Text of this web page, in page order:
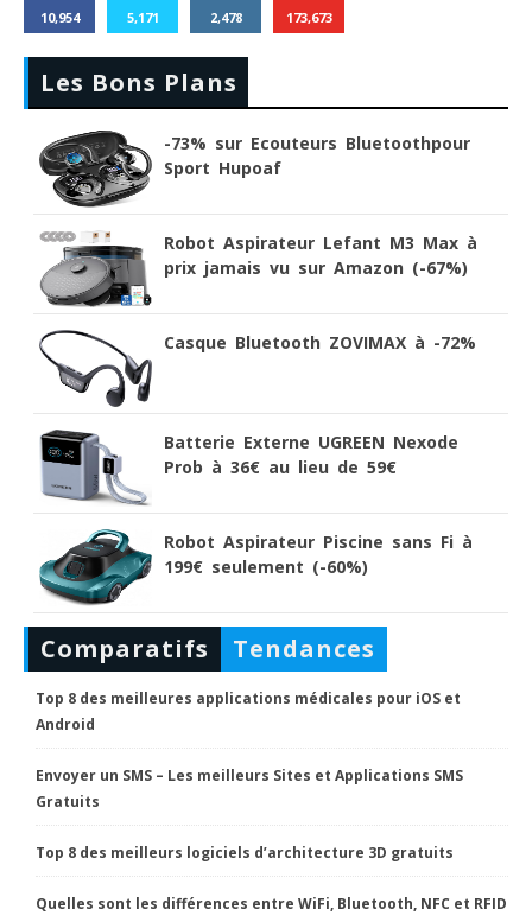
10,954 5,171 2,478 173,673
Les Bons Plans
-73% sur Ecouteurs Bluetoothpour
Sport Hupoaf
Robot Aspirateur Lefant M3 Max à
prix jamais vu sur Amazon (-67%)
Casque Bluetooth ZOVIMAX à -72%
Batterie Externe UGREEN Nexode
Prob à 36€ au lieu de 59€
Robot Aspirateur Piscine sans Fi à
199€ seulement (-60%)
Comparatifs Tendances
Top 8 des meilleures applications médicales pour iOS et
Android
Envoyer un SMS – Les meilleurs Sites et Applications SMS
Gratuits
Top 8 des meilleurs logiciels d’architecture 3D gratuits
Quelles sont les différences entre WiFi, Bluetooth, NFC et RFID